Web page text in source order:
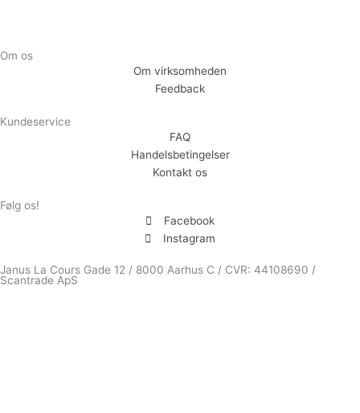
Om os
Om virksomheden
Feedback
Kundeservice
FAQ
Handelsbetingelser
Kontakt os
Følg os!
Facebook
Instagram
Janus La Cours Gade 12 / 8000 Aarhus C / CVR: 44108690 /
Scantrade ApS